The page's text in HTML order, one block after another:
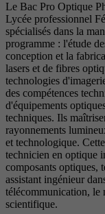
Le Bac Pro Optique
Lycée professionnel
spécialisés dans la
programme : l'étude
conception et la
lasers et de fibres
technologies
des compétences
d'équipements
techniques. Ils
rayonnements
et technologique.
technicien en optique
composants optiques,
assistant ingénieur
télécommunication, le
scientifique.